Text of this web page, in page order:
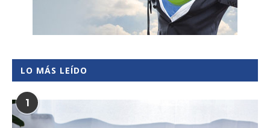
LO MÁS LEÍDO
1